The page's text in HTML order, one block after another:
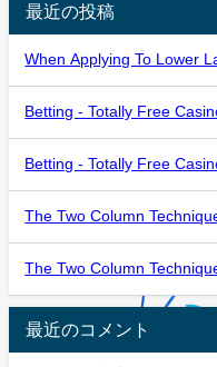
最近の投稿
When Applying To Lower
Betting - Totally Free
Betting - Totally Free
The Two Column
The Two Column
最近のコメント